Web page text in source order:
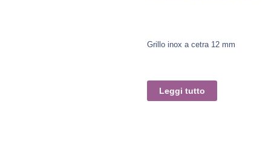
Grillo inox a cetra 12 mm
Leggi tutto